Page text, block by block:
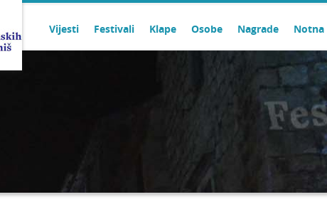
Vijesti Festivali Klape Osobe Nagrade Notna